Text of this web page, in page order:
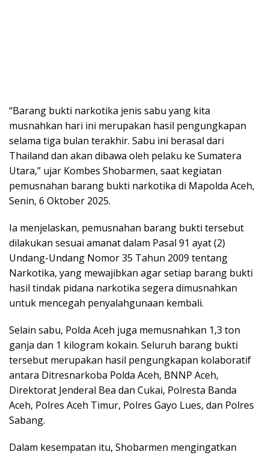
“Barang bukti narkotika jenis sabu yang kita
musnahkan hari ini merupakan hasil pengungkapan
selama tiga bulan terakhir. Sabu ini berasal dari
Thailand dan akan dibawa oleh pelaku ke Sumatera
Utara,” ujar Kombes Shobarmen, saat kegiatan
pemusnahan barang bukti narkotika di Mapolda Aceh,
Senin, 6 Oktober 2025.
Ia menjelaskan, pemusnahan barang bukti tersebut
dilakukan sesuai amanat dalam Pasal 91 ayat (2)
Undang-Undang Nomor 35 Tahun 2009 tentang
Narkotika, yang mewajibkan agar setiap barang bukti
hasil tindak pidana narkotika segera dimusnahkan
untuk mencegah penyalahgunaan kembali.
Selain sabu, Polda Aceh juga memusnahkan 1,3 ton
ganja dan 1 kilogram kokain. Seluruh barang bukti
tersebut merupakan hasil pengungkapan kolaboratif
antara Ditresnarkoba Polda Aceh, BNNP Aceh,
Direktorat Jenderal Bea dan Cukai, Polresta Banda
Aceh, Polres Aceh Timur, Polres Gayo Lues, dan Polres
Sabang.
Dalam kesempatan itu, Shobarmen mengingatkan